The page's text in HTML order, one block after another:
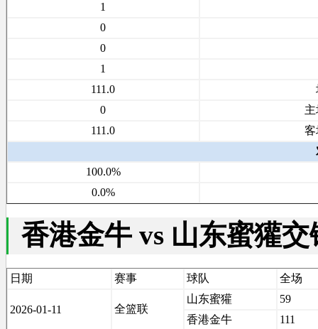
1
0
0
1
111.0
0
111.0
客
100.0%
0.0%
香港金牛 vs 山东蜜獾交
日期 赛事 球队 全场
2026-01-11 全篮联
山东蜜獾
59
香港金牛
111